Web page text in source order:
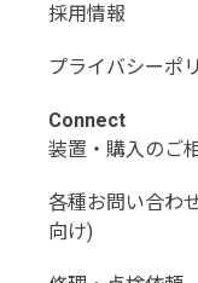
採用情報
プライバシーポ
Connect
装置・購入のご
各種お問い合わ
向け)